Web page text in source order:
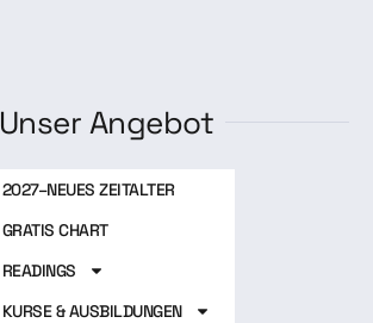
Unser Angebot
2027–NEUES ZEITALTER
GRATIS CHART
READINGS
KURSE & AUSBILDUNGEN